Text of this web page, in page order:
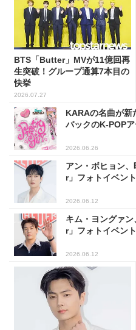
BTS「Butter」MVが11億回再
生突破！グループ通算7本目の
快挙
2026.07.27
KARAの名曲が新
バックのK-POP
2026.06.26
アン・ボヒョン
r」フォトイベン
2026.06.12
キム・ヨングァ
r」フォトイベン
2026.06.12